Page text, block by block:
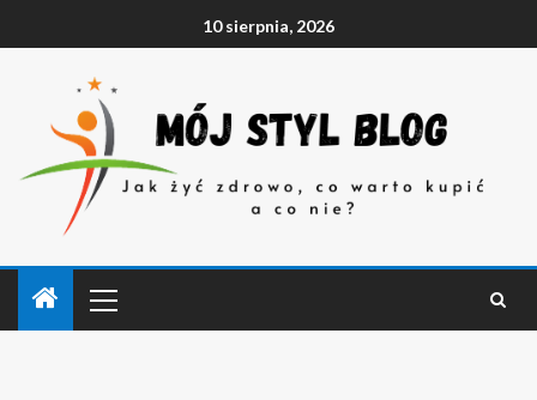
10 sierpnia, 2026